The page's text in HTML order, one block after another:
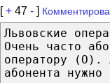
[+ 47 - ]
Львовские
Очень часто
оператору (О).
абонента нужно